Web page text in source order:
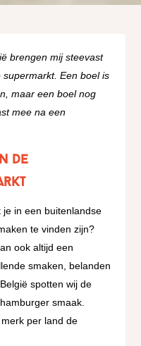
brengen mij steevast
Een boel is
maar een boel nog
mee na een
de
in een buitenlandse
te vinden zijn?
ook altijd een
smaken, belanden
spotten wij de
smaak.
per land de